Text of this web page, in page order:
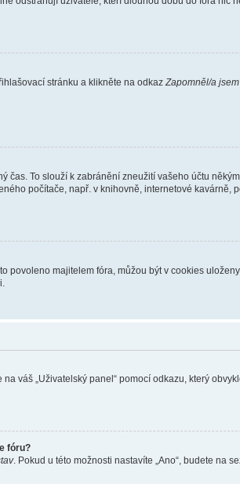
stránku a klikněte na odkaz Zapomněl/a
čas. To slouží k zabránění zneužití vašeho účtu
počítače, např. v knihovně, internetové kavárně,
povoleno majitelem fóra, můžou být v cookies
váš „Uživatelský panel“ pomocí odkazu, který
fóru?
. Pokud u této možnosti nastavíte „Ano“, budete na